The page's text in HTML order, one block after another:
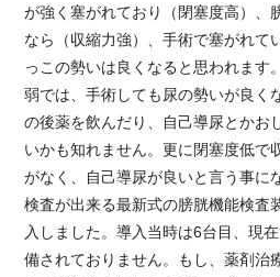
が強く塞がれており（閉塞度高）、
なら（収縮力強）、手術で塞がれて
っこの勢いは良くなると思われます
弱では、手術しても尿の勢いが良く
の後薬を飲んだり、自己導尿とかお
いかも知れません。更に閉塞度低で
がなく、自己導尿が良いと言う事
検査が出来る最新式の膀胱機能検査
入しました。導入当時は6台目、現
備されておりません。もし、薬剤治